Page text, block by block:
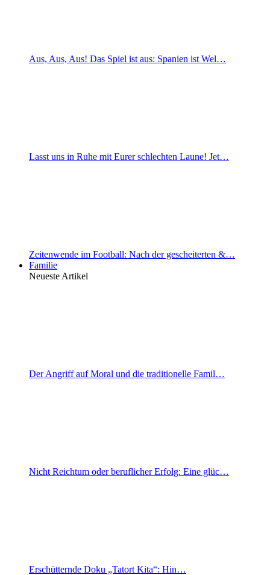
Aus, Aus, Aus! Das Spiel ist aus: Spanien ist Wel…
Lasst uns in Ruhe mit Eurer schlechten Laune! Jet…
Zeitenwende im Football: Nach der gescheiterten &…
Familie
Neueste Artikel
Der Angriff auf Moral und die traditionelle Famil…
Nicht Reichtum oder beruflicher Erfolg: Eine glüc…
Erschütternde Doku „Tatort Kita“: Hin…